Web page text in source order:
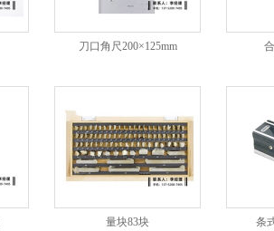
刀口角尺200×125mm
量块83块 条